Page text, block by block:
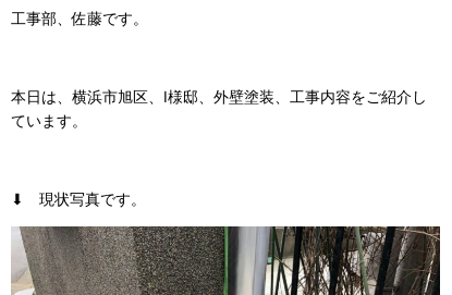
工事部、佐藤です。
本日は、横浜市旭区、I様邸、外壁塗装、工事内容をご紹介し
ています。
⬇ 現状写真です。